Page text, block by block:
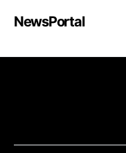
NewsPortal